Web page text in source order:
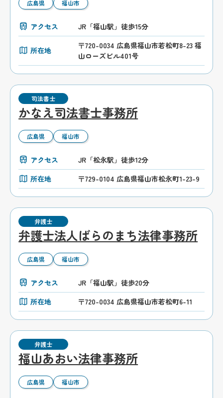
広島県 福山市
アクセス JR「福山駅」徒歩15分
所在地
〒720-0034 広島県福山市若松町8-23 福
山ローズビル401号
司法書士
かなえ司法書士事務所
広島県 福山市
アクセス
JR「松永駅」徒歩12分
所在地
〒729-0104 広島県福山市松永町1-23-9
弁護士
弁護士法人ばらのまち法律事務所
広島県 福山市
アクセス
JR「福山駅」徒歩20分
所在地
〒720-0034 広島県福山市若松町6-11
弁護士
福山あおい法律事務所
広島県 福山市